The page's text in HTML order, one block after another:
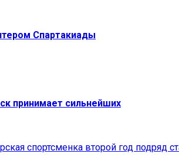
Спартакиады
принимает сильнейших